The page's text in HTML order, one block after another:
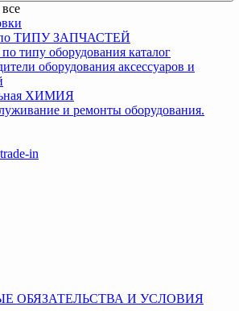
по ТИПУ ЗАПЧАСТЕЙ
типу оборудования каталог
оборудования аксессуаров и
ХИМИЯ
и ремонты оборудования.
in
ОБЯЗАТЕЛЬСТВА И УСЛОВИЯ